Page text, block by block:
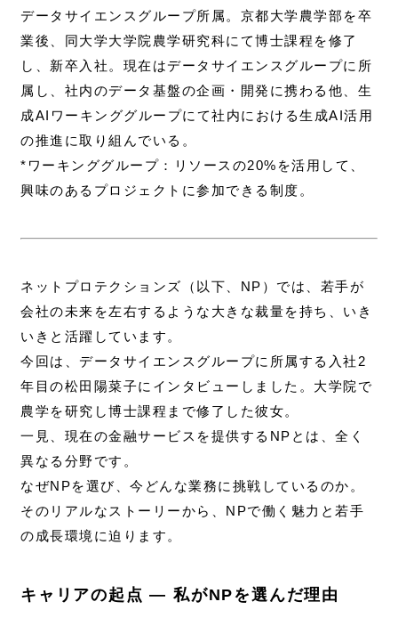
データサイエンスグループ所属。京都大学農学部を卒
業後、同大学大学院農学研究科にて博士課程を修了
し、新卒入社。現在はデータサイエンスグループに所
属し、社内のデータ基盤の企画・開発に携わる他、生
成AIワーキンググループにて社内における生成AI活用
の推進に取り組んでいる。
*ワーキンググループ：リソースの20%を活用して、
興味のあるプロジェクトに参加できる制度。
ネットプロテクションズ（以下、NP）では、若手が
会社の未来を左右するような大きな裁量を持ち、いき
いきと活躍しています。
今回は、データサイエンスグループに所属する入社2
年目の松田陽菜子にインタビューしました。大学院で
農学を研究し博士課程まで修了した彼女。
一見、現在の金融サービスを提供するNPとは、全く
異なる分野です。
なぜNPを選び、今どんな業務に挑戦しているのか。
そのリアルなストーリーから、NPで働く魅力と若手
の成長環境に迫ります。
キャリアの起点 ― 私がNPを選んだ理由